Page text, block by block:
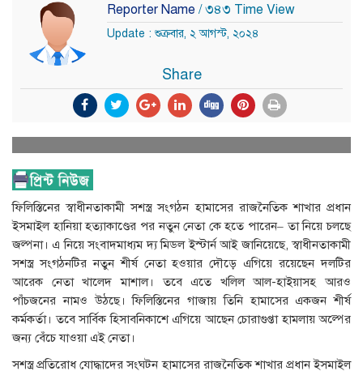
Reporter Name / ৩৪৩ Time View
Update : শুক্রবার, ২ আগস্ট, ২০২৪
Share
ফিলিস্তিনের স্বাধীনতাকামী সশস্ত্র সংগঠন হামাসের রাজনৈতিক শাখার প্রধান
ইসমাইল হানিয়া হত্যাকাণ্ডের পর নতুন নেতা কে হতে পারেন– তা নিয়ে চলছে
জল্পনা। এ নিয়ে সংবাদমাধ্যম দ্য মিডল ইস্টার্ন আই জানিয়েছে, স্বাধীনতাকামী
সশস্ত্র সংগঠনটির নতুন শীর্ষ নেতা হওয়ার দৌড়ে এগিয়ে রয়েছেন দলটির
আরেক নেতা খালেদ মাশাল। তবে এতে খলিল আল-হাইয়াসহ আরও
পাঁচজনের নামও উঠছে। ফিলিস্তিনের গাজায় তিনি হামাসের একজন শীর্ষ
কর্মকর্তা। তবে সার্বিক হিসাবনিকাশে এগিয়ে আছেন চোরাগুপ্তা হামলায় অল্পের
জন্য বেঁচে যাওয়া এই নেতা।
সশস্ত্র প্রতিরোধ যোদ্ধাদের সংঘটন হামাসের রাজনৈতিক শাখার প্রধান ইসমাইল